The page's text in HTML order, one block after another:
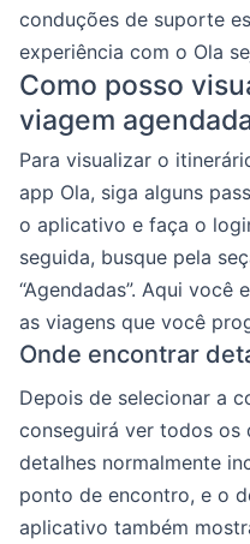
conduções de suporte
experiência com o Ola
Como posso
viagem
Para visualizar o
app Ola, siga alguns
o aplicativo e faça o
seguida, busque pela
“Agendadas”. Aqui
as viagens que você
Onde encontrar
Depois de selecionar a
conseguirá ver todos os
detalhes normalmente
ponto de encontro, e o
aplicativo também